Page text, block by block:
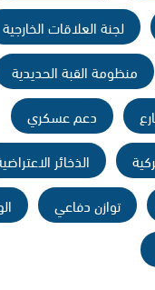
لجنة العلاقات الخارجية
منظومة القبة الحديدية
دعم عسكري
الذخائر
توازن دفاعي